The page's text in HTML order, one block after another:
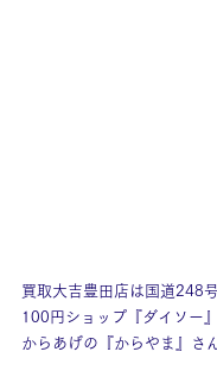
買取大吉豊田店は国道248号
100円ショップ『ダイソー
からあげの『からやま』さ